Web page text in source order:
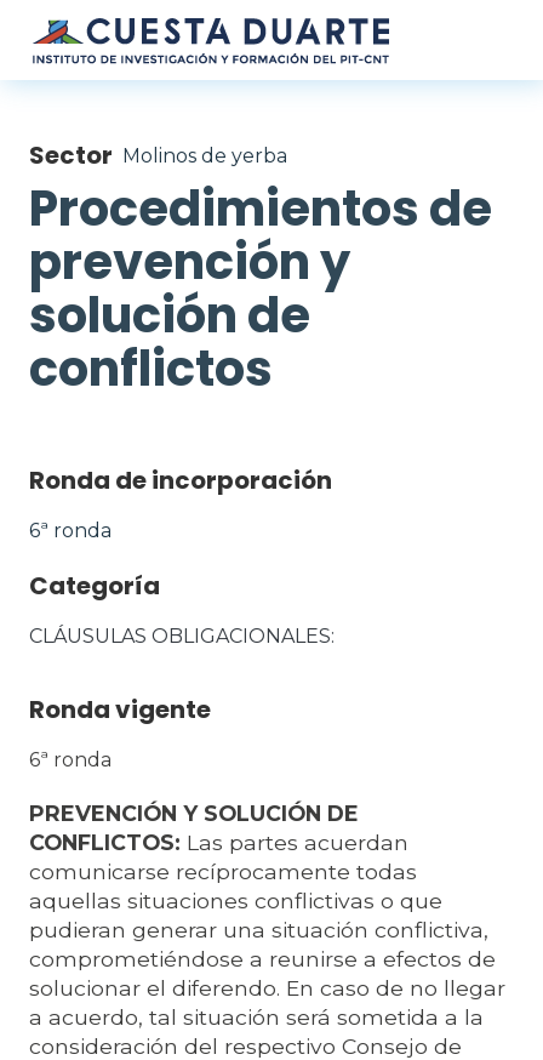
Pasar al contenido principal
Sector Molinos de yerba
Procedimientos de
prevención y
solución de
conflictos
Ronda de incorporación
6ª ronda
Categoría
CLÁUSULAS OBLIGACIONALES
Ronda vigente
6ª ronda
PREVENCIÓN Y SOLUCIÓN DE
CONFLICTOS: Las partes acuerdan
comunicarse recíprocamente todas
aquellas situaciones conflictivas o que
pudieran generar una situación conflictiva,
comprometiéndose a reunirse a efectos de
solucionar el diferendo. En caso de no llegar
a acuerdo, tal situación será sometida a la
consideración del respectivo Consejo de